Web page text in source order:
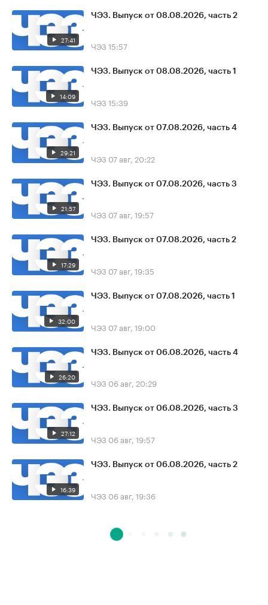
27:41
ЧЭЗ. Выпуск от 08.08.2026, часть 2
ЧЭЗ 15:57
14:09
ЧЭЗ. Выпуск от 08.08.2026, часть 1
ЧЭЗ 15:39
29:21
ЧЭЗ. Выпуск от 07.08.2026, часть 4
ЧЭЗ 07 авг, 20:22
21:57
ЧЭЗ. Выпуск от 07.08.2026, часть 3
ЧЭЗ 07 авг, 19:57
17:29
ЧЭЗ. Выпуск от 07.08.2026, часть 2
ЧЭЗ 07 авг, 19:35
32:00
ЧЭЗ. Выпуск от 07.08.2026, часть 1
ЧЭЗ 07 авг, 19:00
26:20
ЧЭЗ. Выпуск от 06.08.2026, часть 4
ЧЭЗ 06 авг, 20:29
27:12
ЧЭЗ. Выпуск от 06.08.2026, часть 3
ЧЭЗ 06 авг, 19:57
16:39
ЧЭЗ. Выпуск от 06.08.2026, часть 2
ЧЭЗ 06 авг, 19:36